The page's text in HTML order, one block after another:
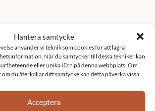
Hantera samtycke
använder vi teknik som cookies för att lagra
När du samtycker till dessa tekniker kan
eller unika ID:n på denna webbplats. Om
du återkallar ditt samtycke kan detta påverka vissa
Acceptera